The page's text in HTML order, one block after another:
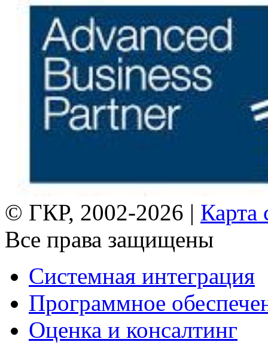
© ГКР, 2002-2026 | Карта
Все права защищены
Системная интеграция
Программное
Оценка и консалтинг